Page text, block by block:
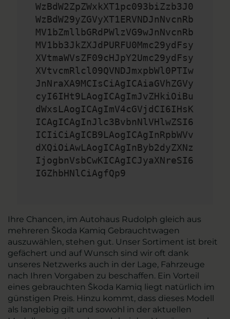
WzBdW2ZpZWxkXT1pc093biZzb3J0
WzBdW29yZGVyXT1ERVNDJnNvcnRb
MV1bZmllbGRdPWlzVG9wJnNvcnRb
MV1bb3JkZXJdPURFU0Mmc29ydFsy
XVtmaWVsZF09cHJpY2Umc29ydFsy
XVtvcmRlcl09QVNDJmxpbWl0PTIw
JnNraXA9MCIsCiAgICAiaGVhZGVy
cyI6IHt9LAogICAgImJvZHkiOiBu
dWxsLAogICAgImV4cGVjdCI6IHsK
ICAgICAgInJlc3BvbnNlVHlwZSI6
ICIiCiAgICB9LAogICAgInRpbWVv
dXQiOiAwLAogICAgInByb2dyZXNz
IjogbnVsbCwKICAgICJyaXNreSI6
IGZhbHNlCiAgfQp9
Ihre Chancen, im Autohaus Rudolph gleich aus
mehreren Škoda Kamiq Gebrauchtwagen
auszuwählen, stehen gut. Unser Sortiment ist breit
gefächert und auf Wunsch sind wir oft dank
unseres Netzwerks auch in der Lage, Fahrzeuge
nach Ihren Vorgaben zu beschaffen. Ein Vorteil
eines gebrauchten Škoda Kamiq liegt natürlich im
günstigen Preis. Hinzu kommt, dass dieses Modell
als langlebig gilt und sowohl in der aktuellen